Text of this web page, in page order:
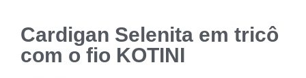
Cardigan Selenita em tricô
com o fio KOTINI